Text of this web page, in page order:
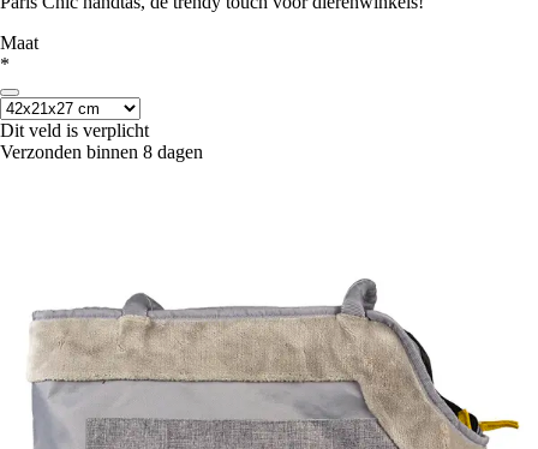
Maat
*
Dit veld is verplicht
Verzonden binnen 8 dagen